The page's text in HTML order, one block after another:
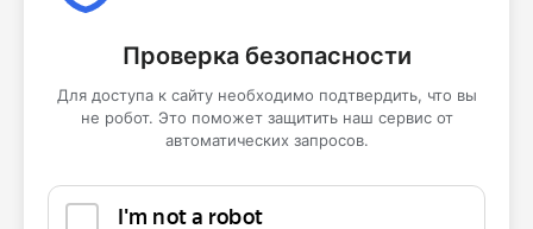
Проверка безопасности
Для доступа к сайту необходимо подтвердить, что вы
не робот. Это поможет защитить наш сервис от
автоматических запросов.